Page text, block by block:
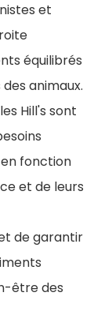
et
équilibrés
animaux.
Hill's sont
fonction
et de leurs
de garantir
être des